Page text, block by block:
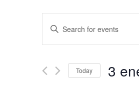
Events
Search
and
Enter
Keyword.
Search
Events
Today 3